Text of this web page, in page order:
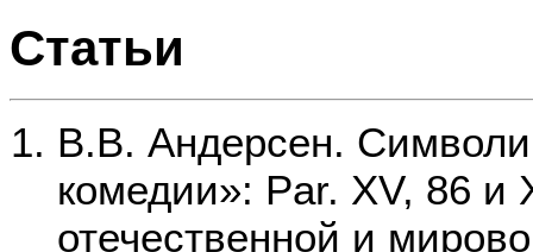
Статьи
В.В. Андерсен.
комедии»: Par. XV, 86 и
отечественной и